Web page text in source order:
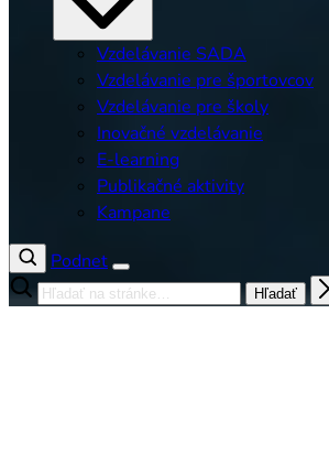
Vzdelávanie SADA
Vzdelávanie pre športovcov
Vzdelávanie pre školy
Inovačné vzdelávanie
E-learning
Publikačné aktivity
Kampane
Podnet
Hľadať